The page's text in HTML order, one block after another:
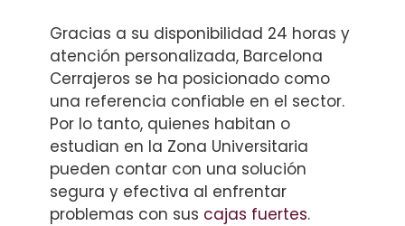
Gracias a su disponibilidad 24 horas y
atención personalizada, Barcelona
Cerrajeros se ha posicionado como
una referencia confiable en el sector.
Por lo tanto, quienes habitan o
estudian en la Zona Universitaria
pueden contar con una solución
segura y efectiva al enfrentar
problemas con sus cajas fuertes.